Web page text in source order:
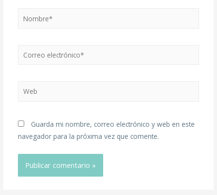
Guarda mi nombre, correo electrónico y web en este
navegador para la próxima vez que comente.